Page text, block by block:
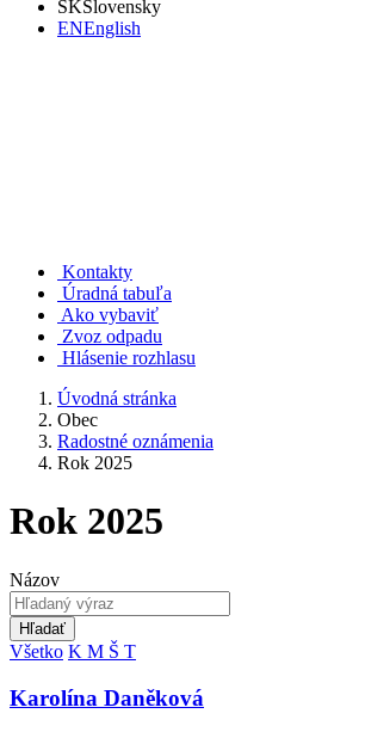
SKSlovensky
ENEnglish
Kontakty
Úradná tabuľa
Ako vybaviť
Zvoz odpadu
Hlásenie rozhlasu
Úvodná stránka
Obec
Radostné oznámenia
Rok 2025
Rok 2025
Názov
Hľadať
Všetko K M Š T
Karolína Daněková